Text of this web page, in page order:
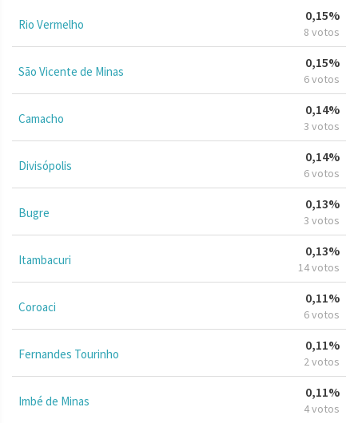
Rio Vermelho
0,15%
8 votos
São Vicente de Minas
0,15%
6 votos
Camacho
0,14%
3 votos
Divisópolis
0,14%
6 votos
Bugre
0,13%
3 votos
Itambacuri
0,13%
14 votos
Coroaci
0,11%
6 votos
Fernandes Tourinho
0,11%
2 votos
Imbé de Minas
0,11%
4 votos